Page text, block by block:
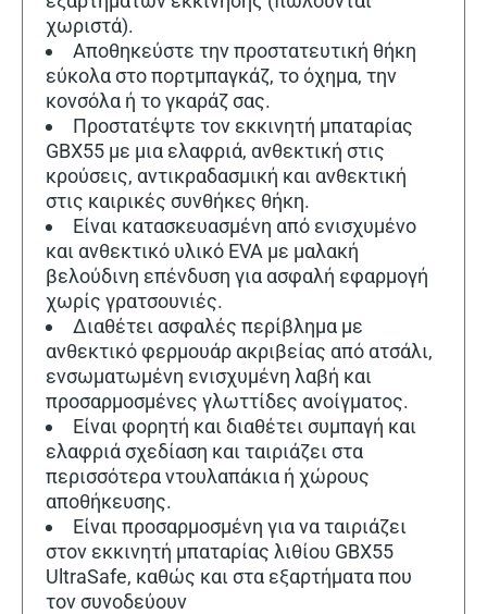
χωριστά).
Αποθηκεύστε την προστατευτική θήκη
εύκολα στο πορτμπαγκάζ, το όχημα, την
κονσόλα ή το γκαράζ σας.
Προστατέψτε τον εκκινητή μπαταρίας
GBX55 με μια ελαφριά, ανθεκτική στις
κρούσεις, αντικραδασμική και ανθεκτική
στις καιρικές συνθήκες θήκη.
Είναι κατασκευασμένη από ενισχυμένο
και ανθεκτικό υλικό EVA με μαλακή
βελούδινη επένδυση για ασφαλή εφαρμογή
χωρίς γρατσουνιές.
Διαθέτει ασφαλές περίβλημα με
ανθεκτικό φερμουάρ ακριβείας από ατσάλι,
ενσωματωμένη ενισχυμένη λαβή και
προσαρμοσμένες γλωττίδες ανοίγματος.
Είναι φορητή και διαθέτει συμπαγή και
ελαφριά σχεδίαση και ταιριάζει στα
περισσότερα ντουλαπάκια ή χώρους
αποθήκευσης.
Είναι προσαρμοσμένη για να ταιριάζει
στον εκκινητή μπαταρίας λιθίου GBX55
UltraSafe, καθώς και στα εξαρτήματα που
τον συνοδεύουν